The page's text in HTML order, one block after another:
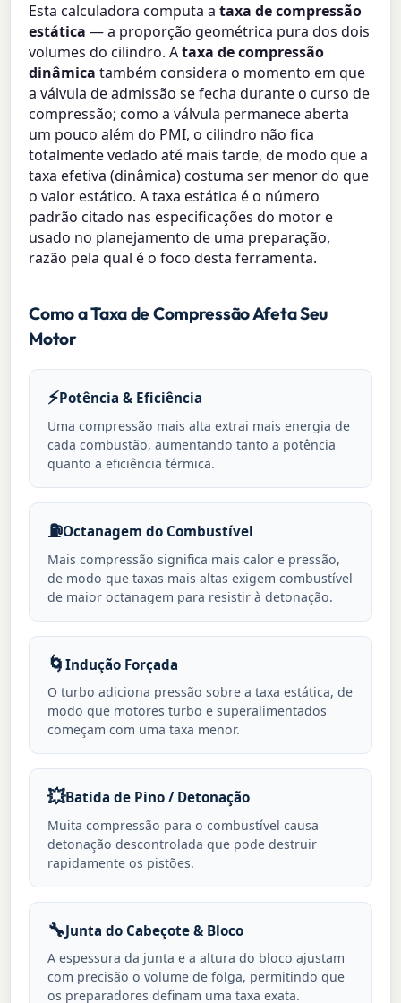
Esta calculadora computa ataxa de compressão
estática — a proporção geométrica pura dos dois
volumes do cilindro. Ataxa de compressão
dinâmica também considera o momento em que
a válvula de admissão se fecha durante o curso de
compressão; como a válvula permanece aberta
um pouco além do PMI, o cilindro não fica
totalmente vedado até mais tarde, de modo que a
taxa efetiva (dinâmica) costuma ser menor do que
o valor estático. A taxa estática é o número
padrão citado nas especificações do motor e
usado no planejamento de uma preparação,
razão pela qual é o foco desta ferramenta.
Como a Taxa de Compressão Afeta Seu
Motor
⚡Potência & Eficiência
Uma compressão mais alta extrai mais energia de
cada combustão, aumentando tanto a potência
quanto a eficiência térmica.
⛽Octanagem do Combustível
Mais compressão significa mais calor e pressão,
de modo que taxas mais altas exigem combustível
de maior octanagem para resistir à detonação.
🌀Indução Forçada
O turbo adiciona pressão sobre a taxa estática, de
modo que motores turbo e superalimentados
começam com uma taxa menor.
💥Batida de Pino / Detonação
Muita compressão para o combustível causa
detonação descontrolada que pode destruir
rapidamente os pistões.
🔧Junta do Cabeçote & Bloco
A espessura da junta e a altura do bloco ajustam
com precisão o volume de folga, permitindo que
os preparadores definam uma taxa exata.